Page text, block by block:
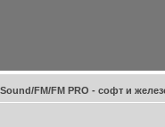
FM/FM PRO - софт и